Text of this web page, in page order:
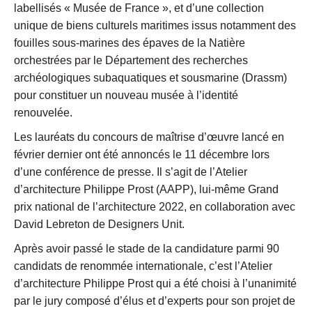
labellisés « Musée de France », et d’une collection
unique de biens culturels maritimes issus notamment des
fouilles sous-marines des épaves de la Natière
orchestrées par le Département des recherches
archéologiques subaquatiques et sousmarine (Drassm)
pour constituer un nouveau musée à l’identité
renouvelée.
Les lauréats du concours de maîtrise d’œuvre lancé en
février dernier ont été annoncés le 11 décembre lors
d’une conférence de presse. Il s’agit de l’Atelier
d’architecture Philippe Prost (AAPP), lui-même Grand
prix national de l’architecture 2022, en collaboration avec
David Lebreton de Designers Unit.
Après avoir passé le stade de la candidature parmi 90
candidats de renommée internationale, c’est l’Atelier
d’architecture Philippe Prost qui a été choisi à l’unanimité
par le jury composé d’élus et d’experts pour son projet de